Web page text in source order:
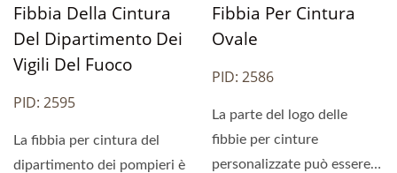
Fibbia Della Cintura
Del Dipartimento Dei
Vigili Del Fuoco
PID: 2595
La fibbia per cintura del
dipartimento dei pompieri è
Fibbia Per Cintura
Ovale
PID: 2586
La parte del logo delle
fibbie per cinture
personalizzate può essere